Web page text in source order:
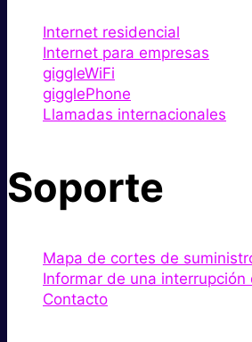
Internet residencial
Internet para empresas
giggleWiFi
gigglePhone
Llamadas internacionales
Soporte
Mapa de cortes de
Informar de una interrupción
Contacto